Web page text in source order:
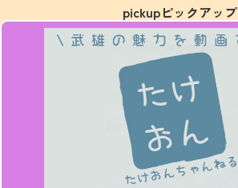
pickupピックアップ